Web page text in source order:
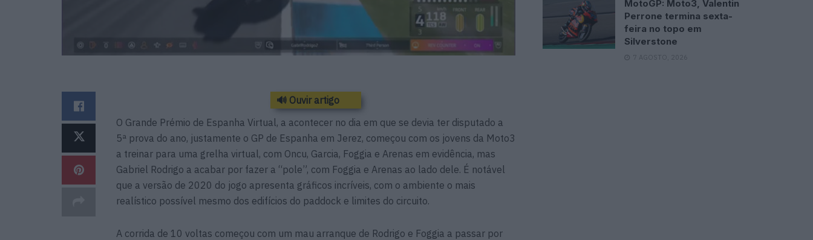
🔊 Ouvir artigo
O Grande Prémio de Espanha Virtual, a acontecer no dia em que se devia ter disputado a
5ª prova do ano, justamente o GP de Espanha em Jerez, começou com os jovens da Moto3
a treinar para uma grelha virtual, com Oncu, Garcia, Foggia e Arenas em evidência, mas
Gabriel Rodrigo a acabar por fazer a “pole”, com Foggia e Arenas ao lado dele. É notável
que a versão de 2020 do jogo apresenta gráficos incríveis, com o ambiente o mais
realístico possível mesmo dos edifícios do paddock e limites do circuito.
A corrida de 10 voltas começou com um mau arranque de Rodrigo e Foggia a passar por
MotoGP: Moto3, Valentin
Perrone termina sexta-
feira no topo em
Silverstone
7 AGOSTO, 2026